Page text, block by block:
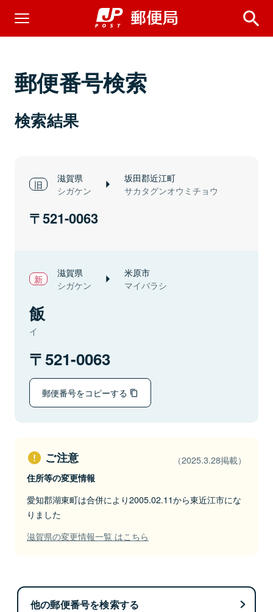
郵便番号検索
検索結果
滋賀県
シガケン
坂田郡近江町
サカタグンオウミチョウ
521-0063
滋賀県
シガケン
米原市
マイバラシ
飯
イ
521-0063
郵便番号をコピーする
ご注意 （2025.3.28掲載）
住所等の変更情報
愛知郡湖東町は合併により2005.02.11から東近江市にな
りました
滋賀県の変更情報一覧 はこちら
他の郵便番号を検索する